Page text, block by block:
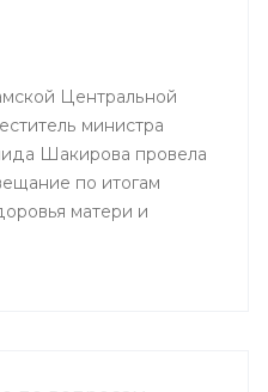
Центральной
министра
Шакирова провела
по итогам
матери и
отделом